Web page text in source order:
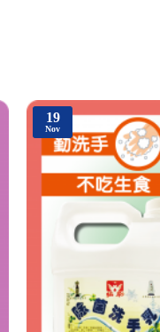
19
Nov